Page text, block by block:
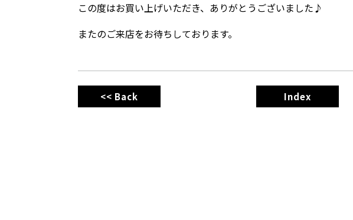
この度はお買い上げいただき、ありがとうございました♪
またのご来店をお待ちしております。
<< Back Index